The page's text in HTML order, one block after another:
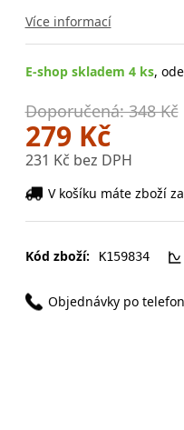
Více informací
E-shop skladem 4 ks,
Doporučená: 348 Kč
279 Kč
231 Kč bez DPH
V košíku máte zboží za
Kód zboží: K159834
Objednávky po